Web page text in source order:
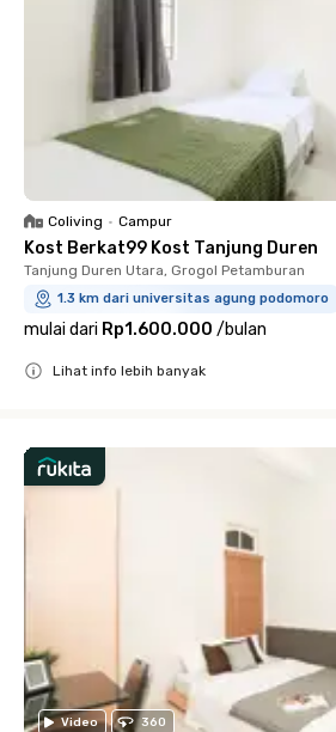
Coliving • Campur
Kost Berkat99 Kost Tanjung Duren
Tanjung Duren Utara, Grogol Petamburan
1.3 km dari universitas agung podomoro
mulai dari Rp1.600.000 /bulan
Lihat info lebih banyak
Video 360